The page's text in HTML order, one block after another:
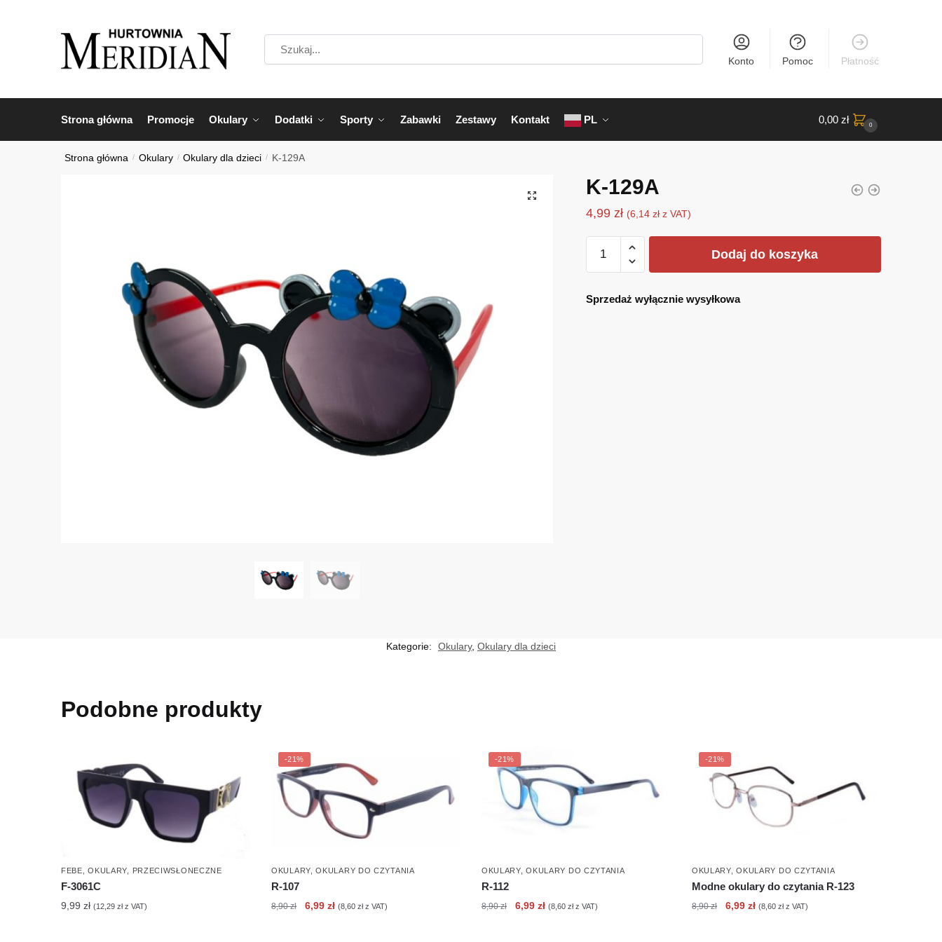
Konto Pomoc Płatność
Strona główna Promocje Okulary Dodatki Sporty Zabawki Zestawy Kontakt PL 0,00 zł 0
Strona główna / Okulary / Okulary dla dzieci / K-129A
K-129A
4,99 zł (6,14 złz VAT)
Dodaj do koszyka
Sprzedaż wyłącznie wysyłkowa
Kategorie: Okulary, Okulary dla dzieci
Podobne produkty
FEBE,OKULARY, PRZECIWSŁONECZNE
F-3061C
9,99zł (12,29złz VAT)
-21%
OKULARY,OKULARY DO CZYTANIA
R-107
8,90zł
Pierwotna
6,99 złAktualna
(8,60 złz VAT)
-21%
OKULARY,OKULARY DO CZYTANIA
R-112
8,90zł
Pierwotna
6,99 złAktualna
(8,60 złz VAT)
-21%
OKULARY,OKULARY DO CZYTANIA
Modne okulary do czytania R-123
8,90zł
Pierwotna
6,99 złAktualna
(8,60 złz VAT)